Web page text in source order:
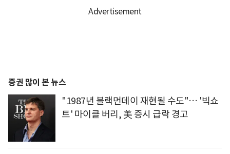
증권 많이 본 뉴스
"1987년 블랙먼데이 재현될 수도"… '빅쇼
트' 마이클 버리, 美 증시 급락 경고